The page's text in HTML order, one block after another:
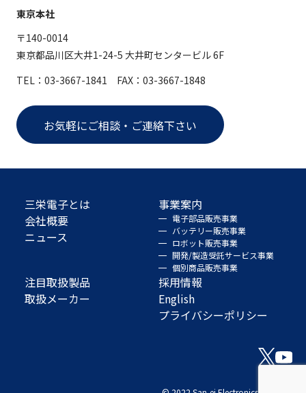
東京本社
〒140-0014
東京都品川区大井1-24-5 大井町センタービル 6F
TEL：03-3667-1841 FAX：03-3667-1848
お気軽にご相談・ご連絡下さい
三栄電子とは
会社概要
ニュース
事業案内
電子部品販売事業
バッテリー販売事業
ロボット販売事業
開発/製造受託サービス事業
個別商品販売事業
注目取扱製品
取扱メーカー
採用情報
English
プライバシーポリシー